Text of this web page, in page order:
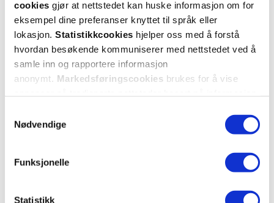
cookies gjør at nettstedet kan huske informasjon om for
eksempel dine preferanser knyttet til språk eller
lokasjon. Statistikkcookies hjelper oss med å forstå
hvordan besøkende kommuniserer med nettstedet ved å
samle inn og rapportere informasjon
anonymt. Markedsføringscookies brukes for å vise
Nødvendige
Funksjonelle
Statistikk
Kom i gang
Mer om reseptvarer